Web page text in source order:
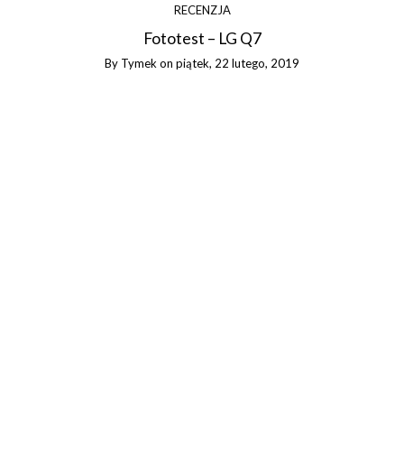
RECENZJA
Fototest – LG Q7
By Tymekon piątek, 22 lutego, 2019